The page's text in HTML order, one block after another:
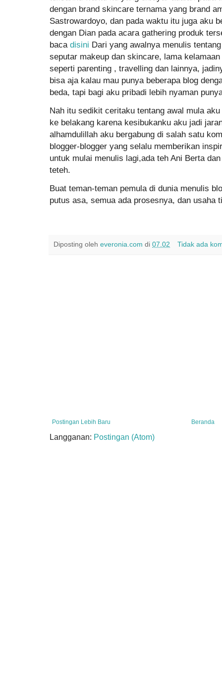
dengan brand skincare ternama yang brand
Sastrowardoyo, dan pada waktu itu juga aku
dengan Dian pada acara gathering produk
baca disini Dari yang awalnya menulis
seputar makeup dan skincare, lama
seperti parenting , travelling dan lainnya,
bisa aja kalau mau punya beberapa blog
beda, tapi bagi aku pribadi lebih nyaman
Nah itu sedikit ceritaku tentang awal mula
ke belakang karena kesibukanku aku jadi
alhamdulillah aku bergabung di salah satu
blogger-blogger yang selalu memberikan
untuk mulai menulis lagi,ada teh Ani Berta
teteh.
Buat teman-teman pemula di dunia menulis
putus asa, semua ada prosesnya, dan usaha
Diposting oleh everonia.com di 07.02 Tidak ada
Postingan Lebih Baru Beranda
Langganan: Postingan (Atom)